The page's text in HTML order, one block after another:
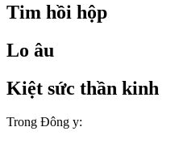
Tim hồi hộp
Lo âu
Kiệt sức thần kinh
Trong Đông y: